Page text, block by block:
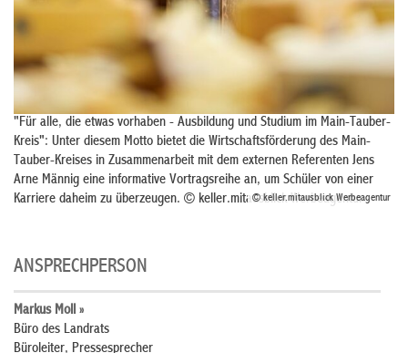
© keller.mitausblick Werbeagentur
"Für alle, die etwas vorhaben - Ausbildung und Studium im Main-Tauber-
Kreis": Unter diesem Motto bietet die Wirtschaftsförderung des Main-
Tauber-Kreises in Zusammenarbeit mit dem externen Referenten Jens
Arne Männig eine informative Vortragsreihe an, um Schüler von einer
Karriere daheim zu überzeugen. © keller.mitausblick Werbeagentur
ANSPRECHPERSON
Markus Moll »
Büro des Landrats
Büroleiter, Pressesprecher